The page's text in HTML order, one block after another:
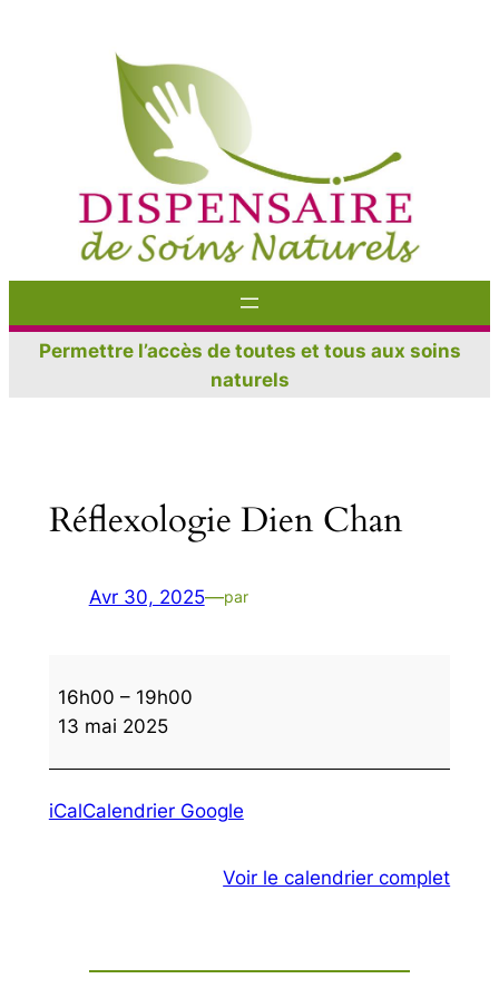
Permettre l’accès de toutes et tous aux soins
naturels
Réflexologie Dien Chan
Avr 30, 2025—par
Dien
Chan
16h00 – 19h00
13 mai 2025
iCalCalendrier Google
Voir le calendrier complet